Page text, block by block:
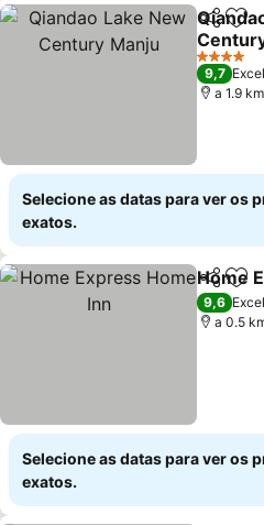
Partilhar
4 Estrelas
9,7
a 1.9
Selecione as datas para ver os
exatos.
Partilhar
Home
9,6
a 0.5
Selecione as datas para ver os
exatos.